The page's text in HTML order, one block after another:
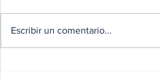
Escribir un comentario...